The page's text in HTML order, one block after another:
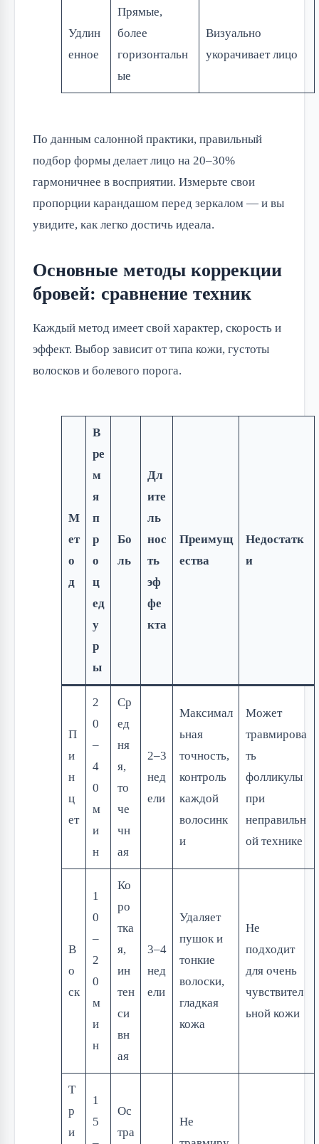
Удлин
енное
Прямые,
более
горизонтальн
ые
Визуально
укорачивает лицо
По данным салонной практики, правильный
подбор формы делает лицо на 20–30%
гармоничнее в восприятии. Измерьте свои
пропорции карандашом перед зеркалом — и вы
увидите, как легко достичь идеала.
Основные методы коррекции
бровей: сравнение техник
Каждый метод имеет свой характер, скорость и
эффект. Выбор зависит от типа кожи, густоты
волосков и болевого порога.
М
ет
о
д
В
ре
м
я
п
р
о
ц
ед
у
р
ы
Бо
ль
Дл
ите
ль
нос
ть
эф
фе
кта
Преимущ
ества
Недостатк
и
П
и
н
ц
ет
2
0
–
4
0
м
и
н
Ср
ед
ня
я,
то
че
чн
ая
2–3
нед
ели
Максимал
ьная
точность,
контроль
каждой
волосинк
и
Может
травмирова
ть
фолликулы
при
неправильн
ой технике
В
о
ск
1
0
–
2
0
м
и
н
Ко
ро
тка
я,
ин
тен
си
вн
ая
3–4
нед
ели
Удаляет
пушок и
тонкие
волоски,
гладкая
кожа
Не
подходит
для очень
чувствител
ьной кожи
Т
р
и
1
5
Ос
тра
Не